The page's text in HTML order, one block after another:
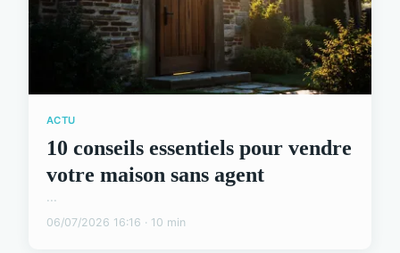
ACTU
10 conseils essentiels pour vendre
votre maison sans agent
...
06/07/2026 16:16 · 10 min